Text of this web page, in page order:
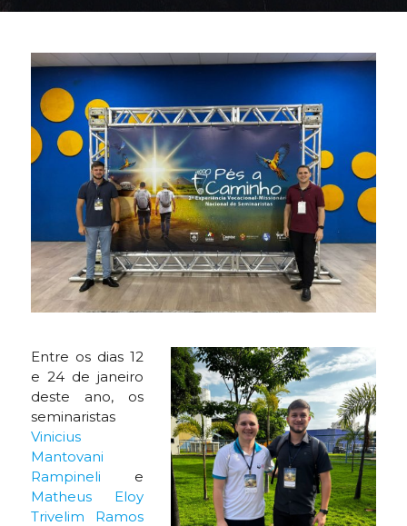
Entre os dias 12
e 24 de janeiro
deste ano, os
seminaristas
Vinicius
Mantovani
Rampineli e
Matheus Eloy
Trivelim Ramos